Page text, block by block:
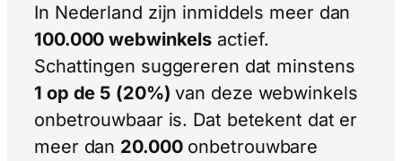
In Nederland zijn inmiddels meer dan
100.000 webwinkels actief.
Schattingen suggereren dat minstens
1 op de 5 (20%)van deze webwinkels
onbetrouwbaar is. Dat betekent dat er
meer dan 20.000onbetrouwbare